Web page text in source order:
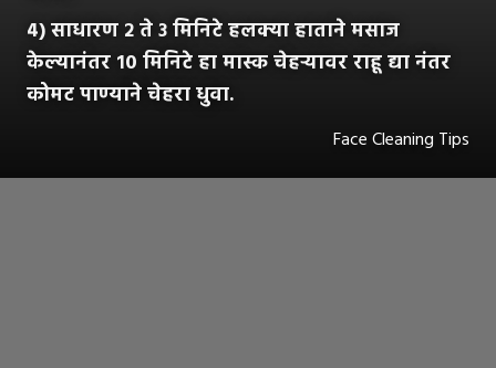
४) साधारण २ ते ३ मिनिटे हलक्या हाताने मसाज
केल्यानंतर १० मिनिटे हा मास्क चेहऱ्यावर राहू द्या नंतर
कोमट पाण्याने चेहरा धुवा.
Face Cleaning Tips